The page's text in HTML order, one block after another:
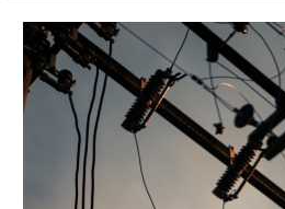
Update
Daftar
Harga
Kabel
Terbaru